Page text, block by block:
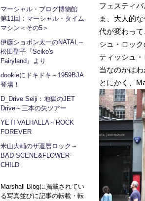
マーシャル・ブログ博物館
第11回：マーシャル・タイム
マシン＜その5＞
伊藤ショボン太一のNATAL～
松田聖子『Seiko's
Fairyland』より
dookieにドキドキ～1959BJA
登場！
D_Drive Seiji：地獄のJET
Drive～三本の矢ツアー
YETI VALHALLA～ROCK
FOREVER
米山大輔のザ還暦ロック～
BAD SCENE&FLOWER-
CHILD
Marshall Blogに掲載されてい
る写真並びに記事の転載・転
フェスティ
ま、大人的
代が変わっ
シュ・ロッ
ティッシュ
当なのかは
とにかく、